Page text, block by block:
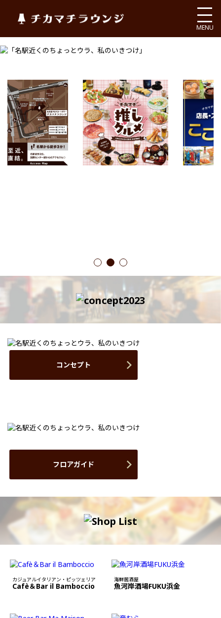
チカマチラウンジ
MENU
1 2 3
コンセプト
フロアガイド
カジュアルイタリアン・ピッツェリア
Cafè＆Bar il Bamboccio
海鮮居酒屋
魚河岸酒場FUKU浜金